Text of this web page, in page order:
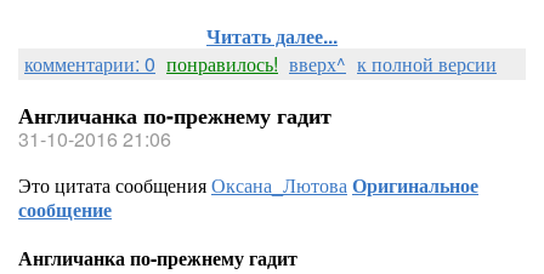
Читать далее...
комментарии: 0 понравилось! вверх^ к полной версии
Англичанка по-прежнему гадит
31-10-2016 21:06
Это цитата сообщенияОксана_ЛютоваОригинальное
сообщение
Англичанка по-прежнему гадит